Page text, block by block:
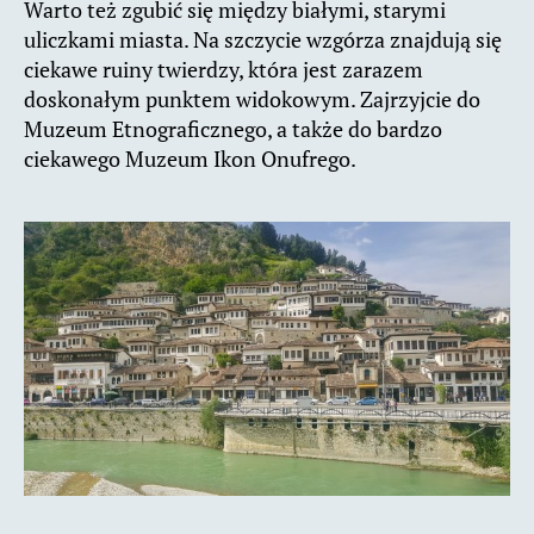
Warto też zgubić się między białymi, starymi
uliczkami miasta. Na szczycie wzgórza znajdują się
ciekawe ruiny twierdzy, która jest zarazem
doskonałym punktem widokowym. Zajrzyjcie do
Muzeum Etnograficznego, a także do bardzo
ciekawego Muzeum Ikon Onufrego.